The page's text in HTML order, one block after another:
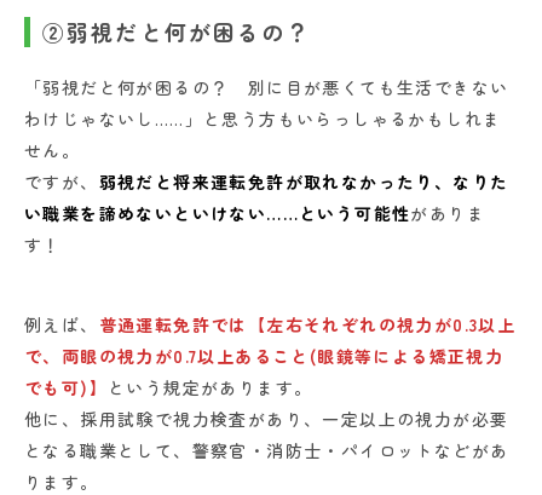
②弱視だと何が困るの？
「弱視だと何が困るの？ 別に目が悪くても生活できない
わけじゃないし……」と思う方もいらっしゃるかもしれま
せん。
ですが、 弱視だと将来運転免許が取れなかったり、なりた
い職業を諦めないといけない……という可能性がありま
す！
例えば、 普通運転免許では【左右それぞれの視力が0.3以上
で、両眼の視力が0.7以上あること(眼鏡等による矯正視力
でも可)】
という規定があります。
他に、採用試験で視力検査があり、一定以上の視力が必要
となる職業として、警察官・消防士・パイロットなどがあ
ります。